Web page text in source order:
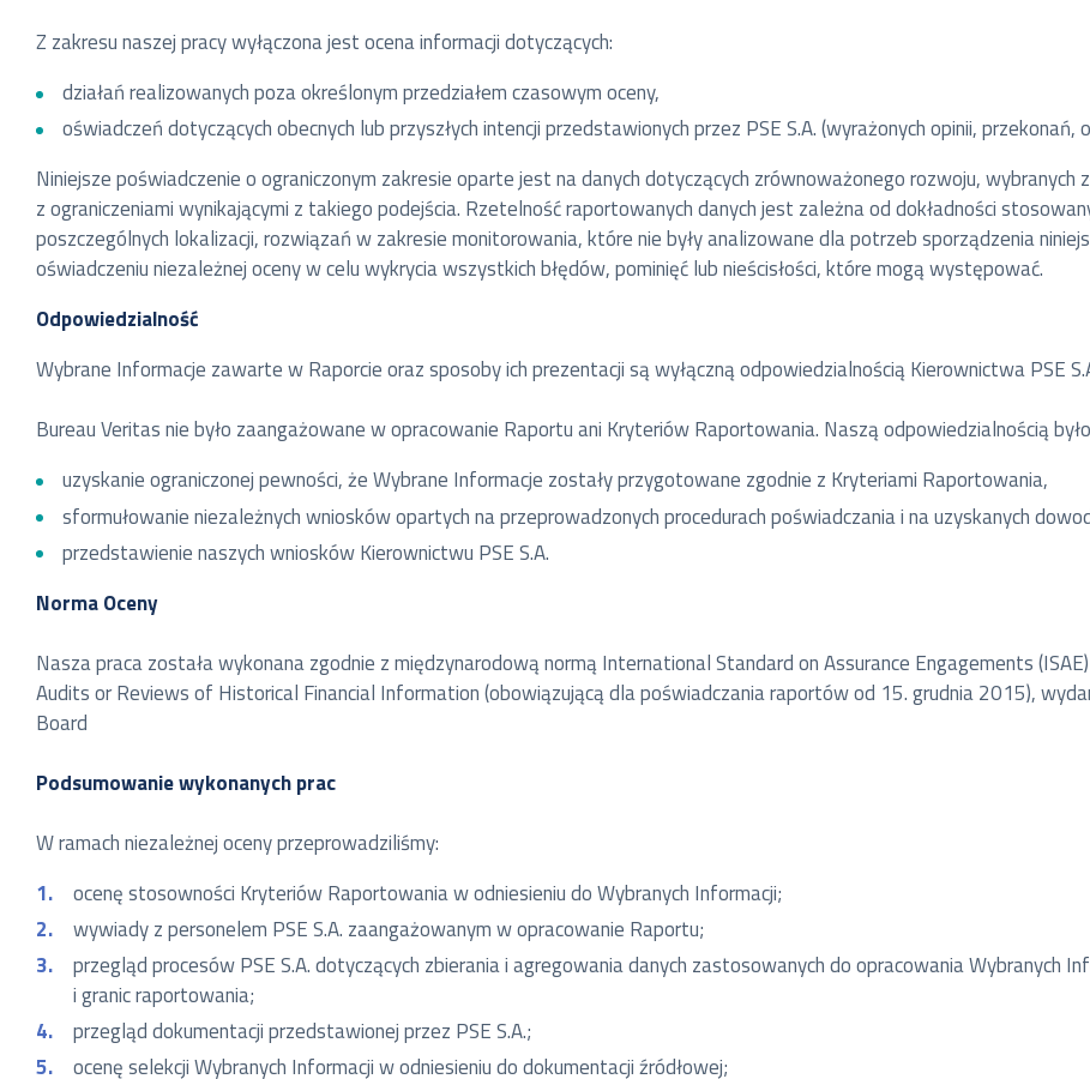
Z zakresu naszej pracy wyłączona jest ocena informacji dotyczących:
działań realizowanych poza określonym przedziałem czasowym oceny,
oświadczeń dotyczących obecnych lub przyszłych intencji przedstawionych przez PSE S.A. (wyrażonych opinii, przekonań,
Niniejsze poświadczenie o ograniczonym zakresie oparte jest na danych dotyczących zrównoważonego rozwoju,
z ograniczeniami wynikającymi z takiego podejścia. Rzetelność raportowanych danych jest zależna od dokładności
poszczególnych lokalizacji, rozwiązań w zakresie monitorowania, które nie były analizowane dla potrzeb sporządzenia
oświadczeniu niezależnej oceny w celu wykrycia wszystkich błędów, pominięć lub nieścisłości, które mogą występować.
Odpowiedzialność
Wybrane Informacje zawarte w Raporcie oraz sposoby ich prezentacji są wyłączną odpowiedzialnością Kierownictwa PSE
Bureau Veritas nie było zaangażowane w opracowanie Raportu ani Kryteriów Raportowania. Naszą odpowiedzialnością
uzyskanie ograniczonej pewności, że Wybrane Informacje zostały przygotowane zgodnie z Kryteriami Raportowania,
sformułowanie niezależnych wniosków opartych na przeprowadzonych procedurach poświadczania i na uzyskanych
przedstawienie naszych wniosków Kierownictwu PSE S.A.
Norma Oceny
Nasza praca została wykonana zgodnie z międzynarodową normą International Standard on Assurance Engagements
Audits or Reviews of Historical Financial Information (obowiązującą dla poświadczania raportów od 15. grudnia 2015),
Board
Podsumowanie wykonanych prac
W ramach niezależnej oceny przeprowadziliśmy:
ocenę stosowności Kryteriów Raportowania w odniesieniu do Wybranych Informacji;
wywiady z personelem PSE S.A. zaangażowanym w opracowanie Raportu;
przegląd procesów PSE S.A. dotyczących zbierania i agregowania danych zastosowanych do opracowania Wybranych
i granic raportowania;
przegląd dokumentacji przedstawionej przez PSE S.A.;
ocenę selekcji Wybranych Informacji w odniesieniu do dokumentacji źródłowej;